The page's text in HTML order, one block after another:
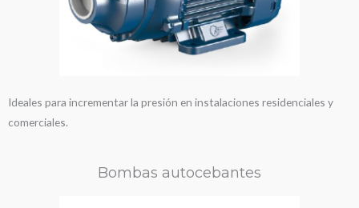
Ideales para incrementar la presión en instalaciones residenciales y
comerciales.
Bombas autocebantes